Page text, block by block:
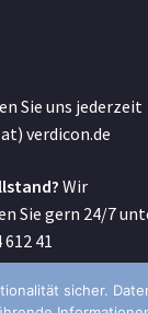
Sie uns jederzeit
verdicon.de
Wir
Sie gern 24/7
612 41
sicher.